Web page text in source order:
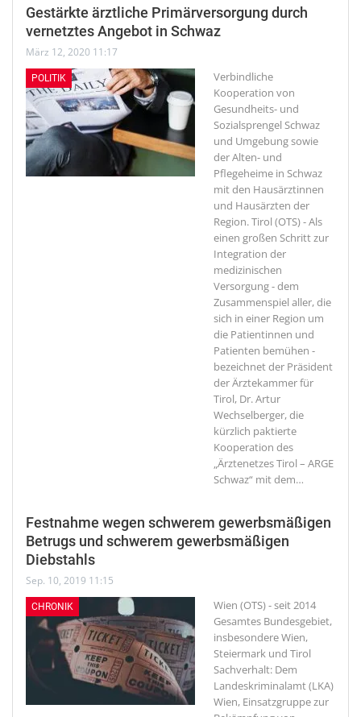
Gestärkte ärztliche Primärversorgung durch
vernetztes Angebot in Schwaz
März 12, 2020 11:17
POLITIK
Verbindliche
Kooperation von
Gesundheits- und
Sozialsprengel Schwaz
und Umgebung sowie
der Alten- und
Pflegeheime in Schwaz
mit den Hausärztinnen
und Hausärzten der
Region.Tirol (OTS) - Als
einen großen Schritt zur
Integration der
medizinischen
Versorgung - dem
Zusammenspiel aller, die
sich in einer Region um
die Patientinnen und
Patienten bemühen -
bezeichnet der Präsident
der Ärztekammer für
Tirol, Dr. Artur
Wechselberger, die
kürzlich paktierte
Kooperation des
„Ärztenetzes Tirol – ARGE
Schwaz“ mit dem…
Festnahme wegen schwerem gewerbsmäßigen
Betrugs und schwerem gewerbsmäßigen
Diebstahls
Sep. 10, 2019 11:15
CHRONIK
Wien (OTS) - seit 2014
Gesamtes Bundesgebiet,
insbesondere Wien,
Steiermark und Tirol
Sachverhalt: Dem
Landeskriminalamt (LKA)
Wien, Einsatzgruppe zur